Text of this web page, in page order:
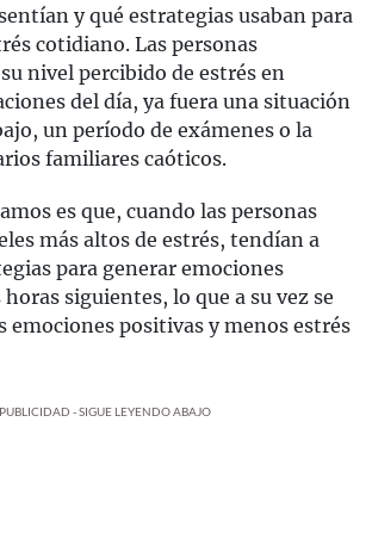
y qué estrategias usaban para
cotidiano. Las personas
nivel percibido de estrés en
del día, ya fuera una situación
un período de exámenes o la
familiares caóticos.
es que, cuando las personas
más altos de estrés, tendían a
para generar emociones
siguientes, lo que a su vez se
emociones positivas y menos estrés
PUBLICIDAD - SIGUE LEYENDO ABAJO